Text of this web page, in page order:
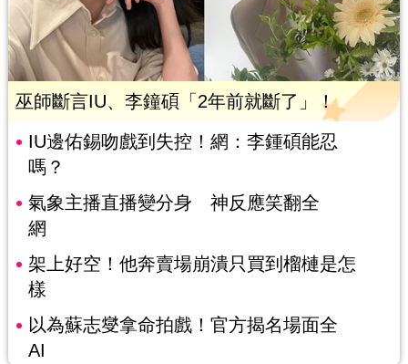
巫師斷言IU、李鐘碩「2年前就斷了」！
IU邊佑錫吻戲到失控！網：李鍾碩能忍
嗎？
氣象主播直播變分身 神反應笑翻全
網
架上好空！他奔賣場崩潰只買到榴槤是怎
樣
以為蘇志燮拿命拍戲！官方揭名場面全
AI